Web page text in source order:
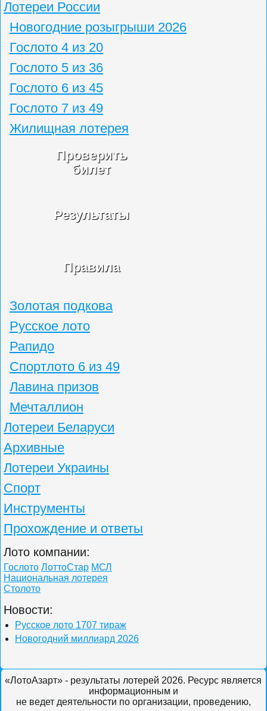
Лотереи России
Новогодние розыгрыши 2026
Гослото 4 из 20
Гослото 5 из 36
Гослото 6 из 45
Гослото 7 из 49
Жилищная лотерея
Проверить
билет
Результаты
Правила
Золотая подкова
Русское лото
Рапидо
Спортлото 6 из 49
Лавина призов
Мечталлион
Лотереи Беларуси
Архивные
Лотереи Украины
Спорт
Инструменты
Прохождение и ответы
Лото компании:
Гослото ЛоттоСтар МСЛ
Национальная лотерея
Столото
Новости:
Русское лото 1707 тираж
Новогодний миллиард 2026
«ЛотоАзарт» - результаты лотерей 2026. Ресурс является
информационным и
не ведет деятельности по организации, проведению,